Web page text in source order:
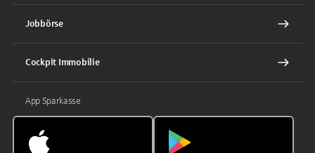
Jobbörse
Cockpit Immobilie
App Sparkasse